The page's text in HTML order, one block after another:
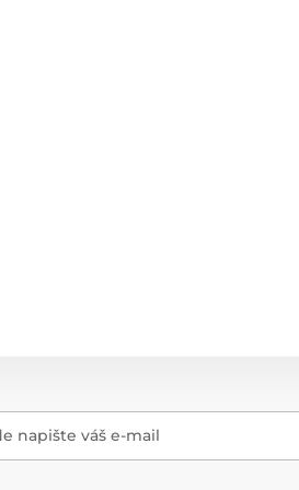
napište váš e-mail